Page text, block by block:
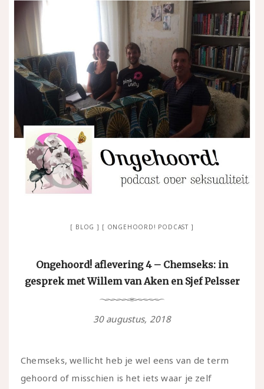
BLOG ONGEHOORD! PODCAST
Ongehoord! aflevering 4 – Chemseks: in
gesprek met Willem van Aken en Sjef Pelsser
30 augustus, 2018
Chemseks, wellicht heb je wel eens van de term
gehoord of misschien is het iets waar je zelf